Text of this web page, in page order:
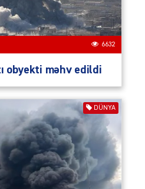
6632
obyekti məhv edildi
DÜNYA